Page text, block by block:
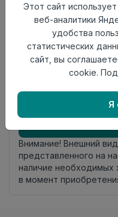
Товарная
группа
9,8
Поверхность глянцевая
Страна
происхождения
Индия
Внимание! Внешний
представленного на
наличие необходимых
в момент
Этот сайт
веб-аналитики
удобства
статистических
сайт, вы
cookie.
Я